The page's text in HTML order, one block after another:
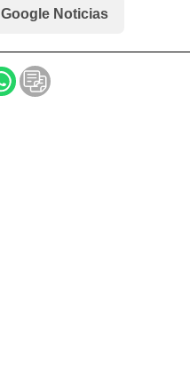
Google Noticias